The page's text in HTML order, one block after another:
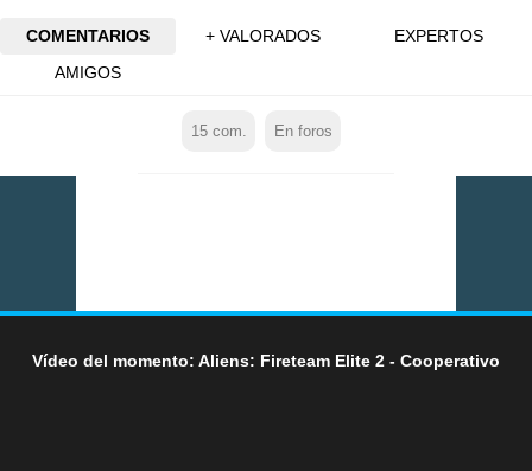
COMENTARIOS + VALORADOS
EXPERTOS
AMIGOS
15com. En foros
Vídeo del momento: Aliens: Fireteam Elite 2 - Cooperativo